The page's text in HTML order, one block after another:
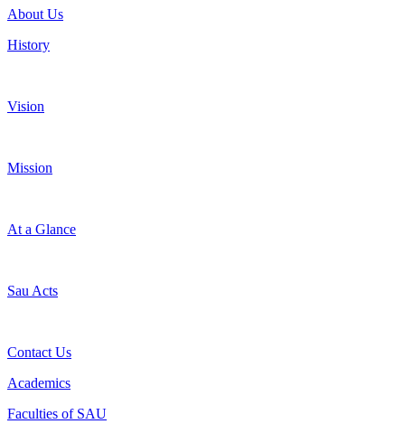
About Us
History
Vision
Mission
At a Glance
Sau Acts
Contact Us
Academics
Faculties of SAU